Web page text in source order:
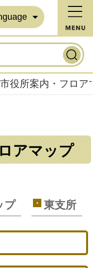
市役所案内・フロア
アマップ
プ
東支所